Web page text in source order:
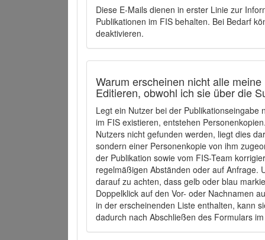
Diese E-Mails dienen in erster Linie zur
Publikationen im FIS behalten. Bei Bedarf
deaktivieren.
Warum erscheinen nicht alle
Editieren, obwohl ich sie über die
Legt ein Nutzer bei der
im FIS existieren, entstehen
Nutzers nicht gefunden werden, liegt dies
sondern einer Personenkopie von ihm
der Publikation sowie vom FIS-Team
regelmäßigen Abständen oder auf Anfrage.
darauf zu achten, dass gelb oder blau
Doppelklick auf den Vor- oder Nachnamen
in der erscheinenden Liste enthalten, kann
dadurch nach Abschließen des Formulars